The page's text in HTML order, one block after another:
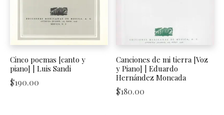
Cinco poemas [canto y
piano] | Luis Sandi
$190.00
Canciones de mi tierra [Voz
y Piano] | Eduardo
Hernández Moncada
$180.00